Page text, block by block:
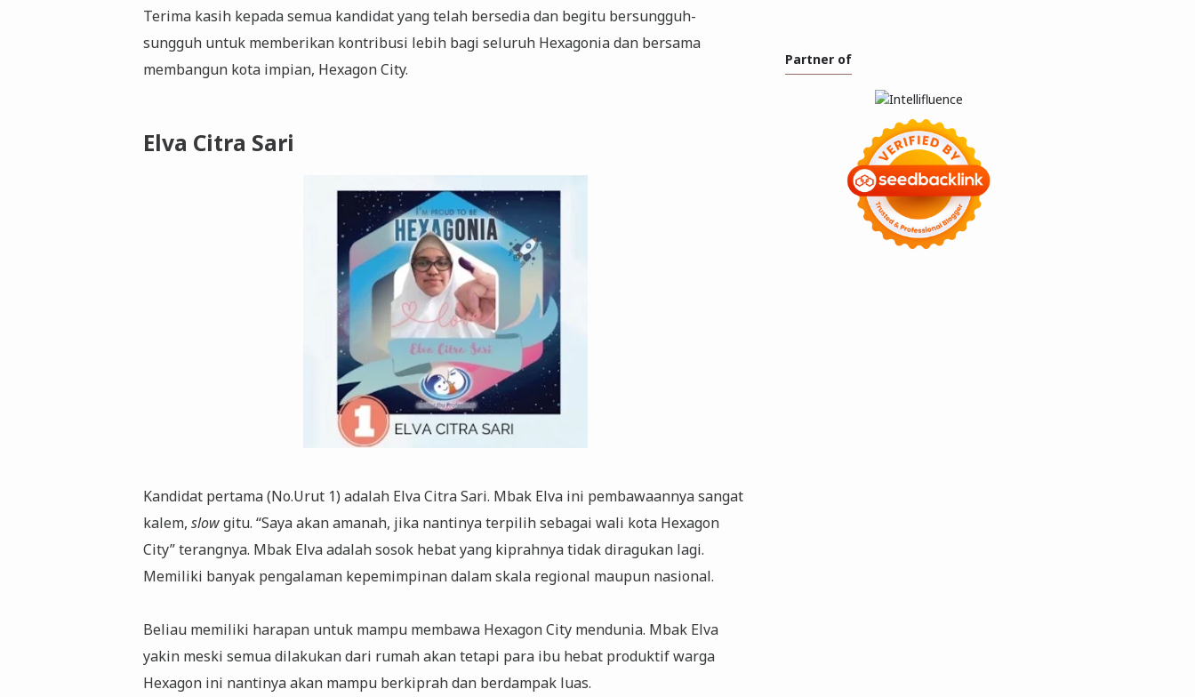
Terima kasih kepada semua kandidat yang telah bersedia dan begitu bersungguh-
sungguh untuk memberikan kontribusi lebih bagi seluruh Hexagonia dan bersama
membangun kota impian, Hexagon City.
Elva Citra Sari
Kandidat pertama (No.Urut 1) adalah Elva Citra Sari. Mbak Elva ini pembawaannya sangat
kalem, slowgitu. “Saya akan amanah, jika nantinya terpilih sebagai wali kota Hexagon
City” terangnya. Mbak Elva adalah sosok hebat yang kiprahnya tidak diragukan lagi.
Memiliki banyak pengalaman kepemimpinan dalam skala regional maupun nasional.
Beliau memiliki harapan untuk mampu membawa Hexagon City mendunia. Mbak Elva
yakin meski semua dilakukan dari rumah akan tetapi para ibu hebat produktif warga
Hexagon ini nantinya akan mampu berkiprah dan berdampak luas.
Partner of